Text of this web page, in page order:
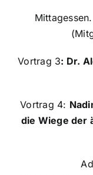
Vortrag 3: Dr.
Vortrag 4:
die Wiege der